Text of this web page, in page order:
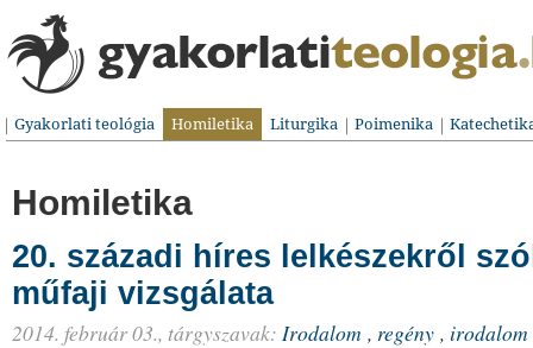
Gyakorlati teológia Homiletika Liturgika Poimenika
Homiletika
20. századi híres lelkészekről
műfaji vizsgálata
2014. február 03., tárgyszavak: Irodalom , regény , irodalom